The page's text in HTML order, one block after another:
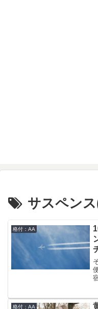
サスペン
格付：AA
格付：AA